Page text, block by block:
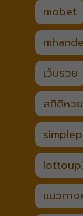
mobet
เว็บรวย
สถิติหว
แนวทา